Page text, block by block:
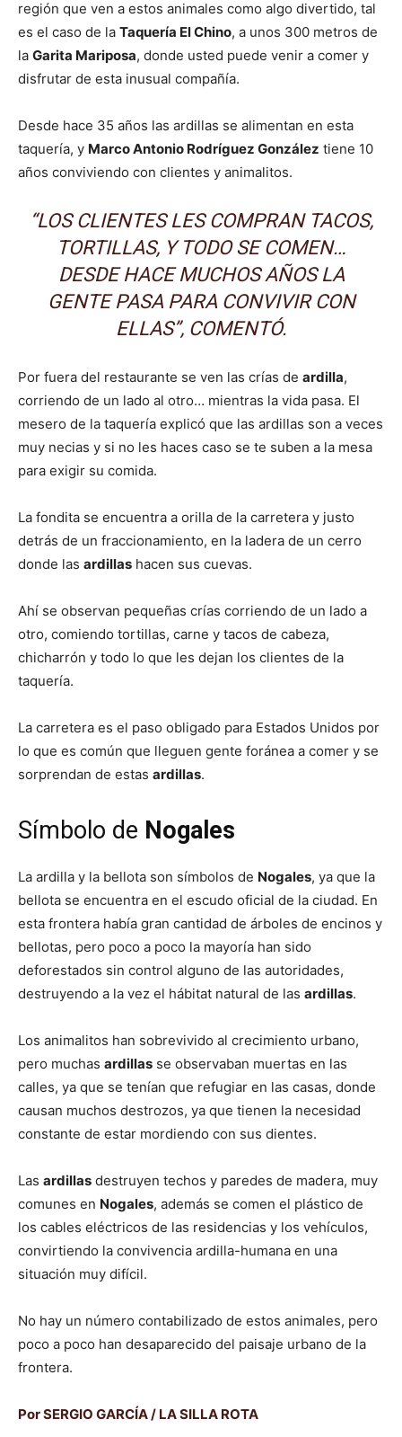
región que ven a estos animales como algo divertido, tal
es el caso de la Taquería El Chino, a unos 300 metros de
la Garita Mariposa, donde usted puede venir a comer y
disfrutar de esta inusual compañía.
Desde hace 35 años las ardillas se alimentan en esta
taquería, y Marco Antonio Rodríguez González tiene 10
años conviviendo con clientes y animalitos.
“LOS CLIENTES LES COMPRAN TACOS,
TORTILLAS, Y TODO SE COMEN…
DESDE HACE MUCHOS AÑOS LA
GENTE PASA PARA CONVIVIR CON
ELLAS”, COMENTÓ.
Por fuera del restaurante se ven las crías de ardilla,
corriendo de un lado al otro… mientras la vida pasa. El
mesero de la taquería explicó que las ardillas son a veces
muy necias y si no les haces caso se te suben a la mesa
para exigir su comida.
La fondita se encuentra a orilla de la carretera y justo
detrás de un fraccionamiento, en la ladera de un cerro
donde las ardillas hacen sus cuevas.
Ahí se observan pequeñas crías corriendo de un lado a
otro, comiendo tortillas, carne y tacos de cabeza,
chicharrón y todo lo que les dejan los clientes de la
taquería.
La carretera es el paso obligado para Estados Unidos por
lo que es común que lleguen gente foránea a comer y se
sorprendan de estas ardillas.
Símbolo de Nogales
La ardilla y la bellota son símbolos de Nogales, ya que la
bellota se encuentra en el escudo oficial de la ciudad. En
esta frontera había gran cantidad de árboles de encinos y
bellotas, pero poco a poco la mayoría han sido
deforestados sin control alguno de las autoridades,
destruyendo a la vez el hábitat natural de las ardillas.
Los animalitos han sobrevivido al crecimiento urbano,
pero muchas ardillas se observaban muertas en las
calles, ya que se tenían que refugiar en las casas, donde
causan muchos destrozos, ya que tienen la necesidad
constante de estar mordiendo con sus dientes.
Las ardillas destruyen techos y paredes de madera, muy
comunes en Nogales, además se comen el plástico de
los cables eléctricos de las residencias y los vehículos,
convirtiendo la convivencia ardilla-humana en una
situación muy difícil.
No hay un número contabilizado de estos animales, pero
poco a poco han desaparecido del paisaje urbano de la
frontera.
Por SERGIO GARCÍA / LA SILLA ROTA